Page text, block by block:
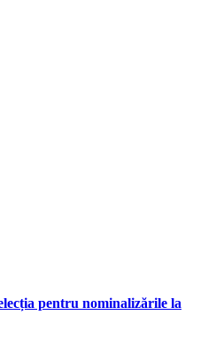
pentru nominalizările la